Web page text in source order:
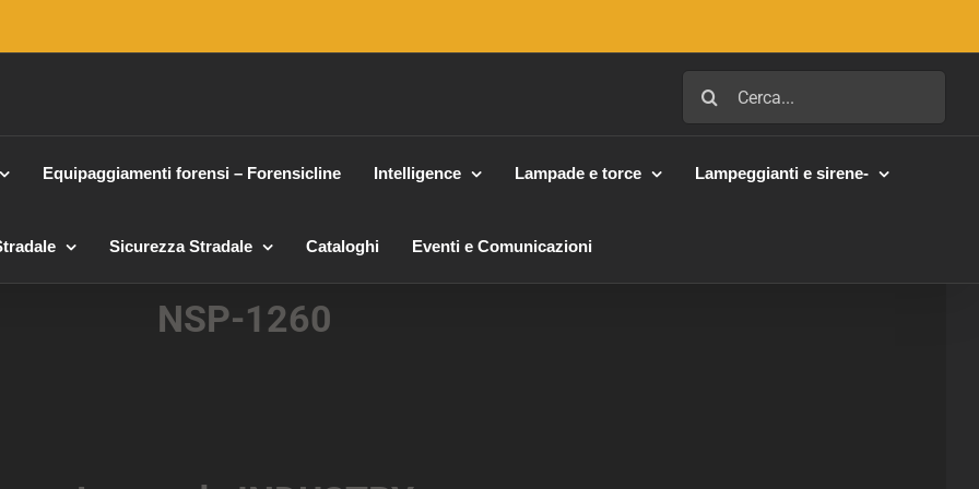
Cerca
per:
Equipaggiamenti forensi – Forensicline Intelligence Lampade e torce Lampeggianti e sirene-
Sicurezza Stradale Cataloghi Eventi e Comunicazioni
NSP-1260